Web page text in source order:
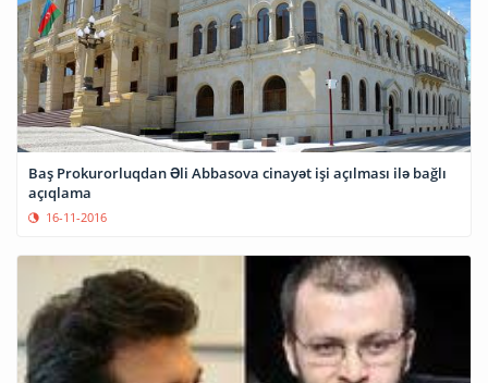
Baş Prokurorluqdan Əli Abbasova cinayət işi açılması ilə bağlı
açıqlama
16-11-2016